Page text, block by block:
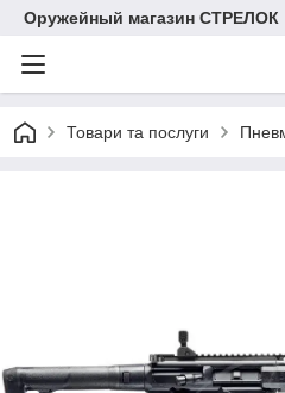
Оружейный магазин СТРЕЛОК
Товари та послуги